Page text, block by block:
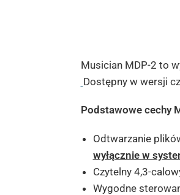
Musician MDP-2 to
Dostępny w wersji
Podstawowe cechy
Odtwarzanie
wyłącznie w
Czytelny 4,3-
Wygodne